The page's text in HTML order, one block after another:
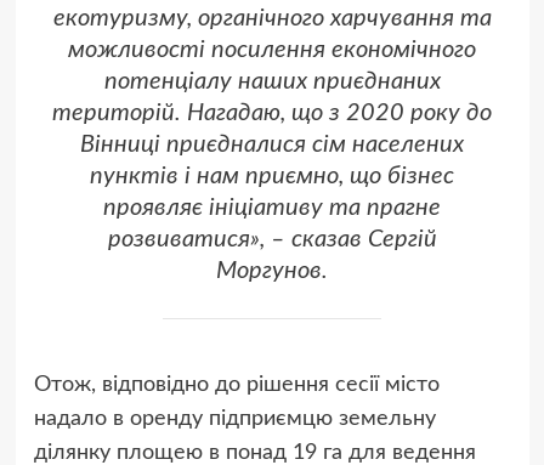
екотуризму, органічного харчування та
можливості посилення економічного
потенціалу наших приєднаних
територій. Нагадаю, що з 2020 року до
Вінниці приєдналися сім населених
пунктів і нам приємно, що бізнес
проявляє ініціативу та прагне
розвиватися», – сказав Сергій
Моргунов.
Отож, відповідно до рішення сесії місто
надало в оренду підприємцю земельну
ділянку площею в понад 19 га для ведення